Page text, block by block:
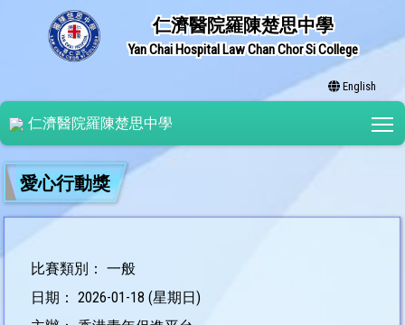
仁濟醫院羅陳楚思中學
Yan Chai Hospital Law Chan Chor Si College
English
仁濟醫院羅陳楚思中學
愛心行動獎
比賽類別： 一般
日期： 2026-01-18 (星期日)